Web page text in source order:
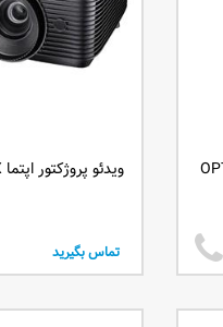
ویدئو پروژکتور اپتما OPTOMA HD146X
تماس بگیرید